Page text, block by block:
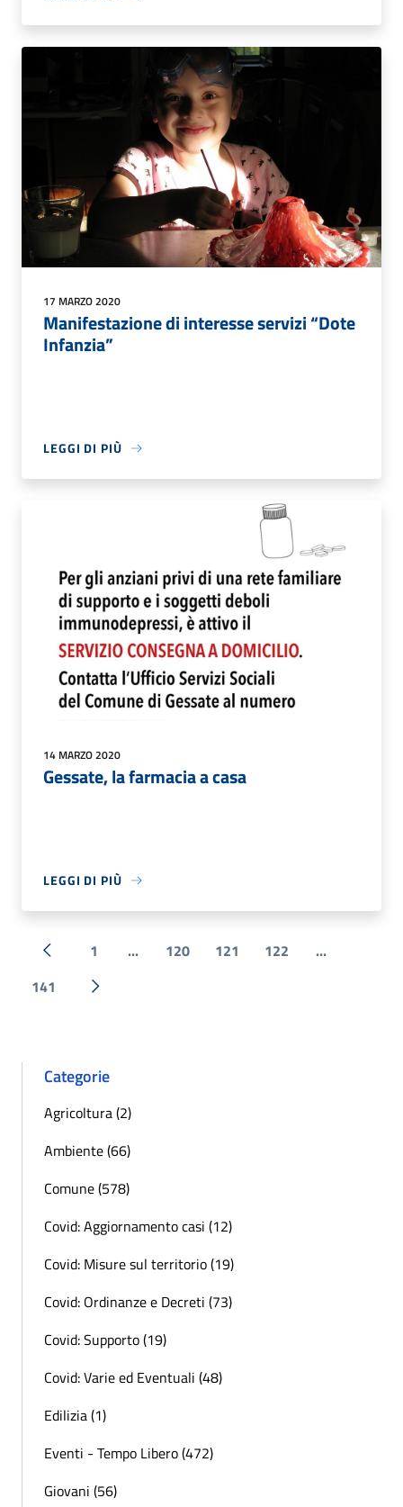
17 MARZO 2020
Manifestazione di interesse servizi “Dote
Infanzia”
LEGGI DI PIÙ
14 MARZO 2020
Gessate, la farmacia a casa
LEGGI DI PIÙ
« Precedente
1 ... 120 121 122
...
141
Successiva »
Categorie
Agricoltura (2)
Ambiente (66)
Comune (578)
Covid: Aggiornamento casi (12)
Covid: Misure sul territorio (19)
Covid: Ordinanze e Decreti (73)
Covid: Supporto (19)
Covid: Varie ed Eventuali (48)
Edilizia (1)
Eventi - Tempo Libero (472)
Giovani (56)